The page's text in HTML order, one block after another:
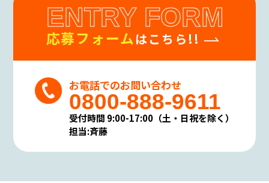
ENTRY FORM
応募フォームはこちら!!
お電話でのお問い合わせ
0800-888-9611
受付時間 9:00-17:00（土・日祝を除く）
担当:斉藤